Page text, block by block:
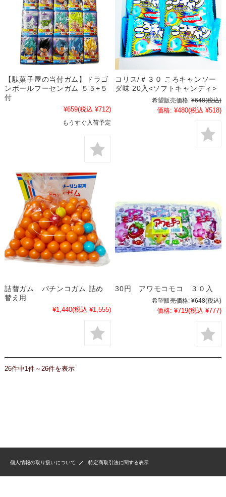
【駄菓子屋の当付ガム】ドラゴ
ンボールフーセンガム ５５+５
付
¥659(税込 ¥712)
もうすぐ入荷予定
コリス/＃３０ ころキャンソー
ダ味 20入<ソフトキャンディ>
希望販売価格: ¥648(税込)
価格: ¥480(税込 ¥518)
詰替ガム パチンコガム 詰め
替え用
¥1,440(税込 ¥1,555)
30円 アワモコモコ ３０入
希望販売価格: ¥648(税込)
価格: ¥719(税込 ¥777)
26件中1件～26件を表示
個人情報の取り扱いについて 特定商取引法に関する表示